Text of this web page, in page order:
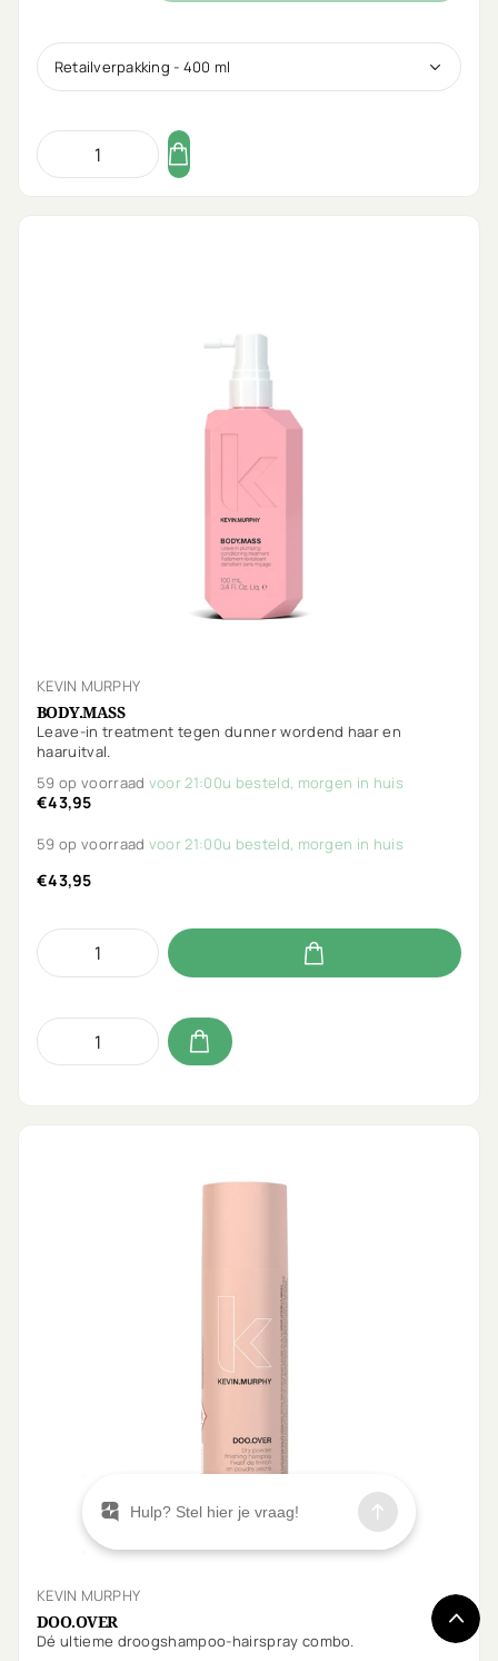
KEVIN MURPHY
BODY.MASS
Leave-in treatment tegen dunner wordend haar en
haaruitval.
59 op voorraad voor 21:00u besteld, morgen in huis
€43,95
59 op voorraad voor 21:00u besteld, morgen in huis
€43,95
KEVIN MURPHY
DOO.OVER
Dé ultieme droogshampoo-hairspray combo.